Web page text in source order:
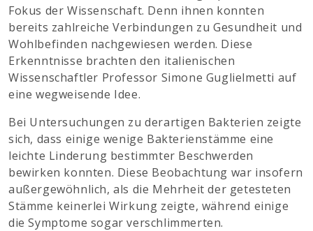
Fokus der Wissenschaft. Denn ihnen konnten
bereits zahlreiche Verbindungen zu Gesundheit und
Wohlbefinden nachgewiesen werden. Diese
Erkenntnisse brachten den italienischen
Wissenschaftler Professor Simone Guglielmetti auf
eine wegweisende Idee.
Bei Untersuchungen zu derartigen Bakterien zeigte
sich, dass einige wenige Bakterienstämme eine
leichte Linderung bestimmter Beschwerden
bewirken konnten. Diese Beobachtung war insofern
außergewöhnlich, als die Mehrheit der getesteten
Stämme keinerlei Wirkung zeigte, während einige
die Symptome sogar verschlimmerten.